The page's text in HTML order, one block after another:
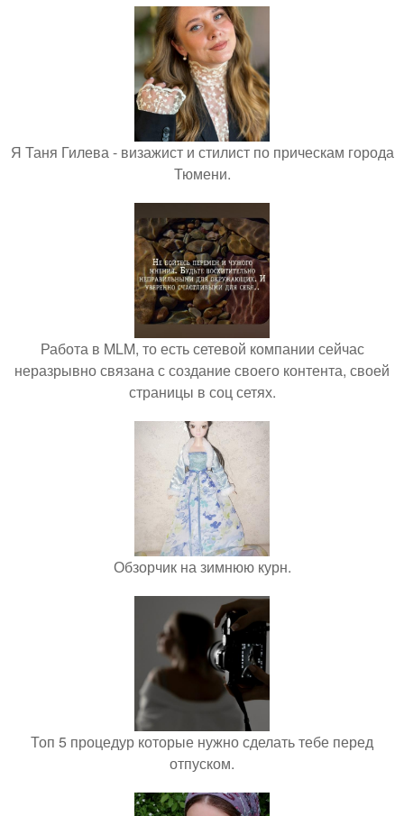
Я Таня Гилева - визажист и стилист по прическам города
Тюмени.
Работа в MLM, то есть сетевой компании сейчас
неразрывно связана с создание своего контента, своей
страницы в соц сетях.
Обзорчик на зимнюю курн.
Топ 5 процедур которые нужно сделать тебе перед
отпуском.